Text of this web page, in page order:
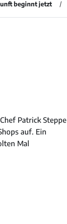
beginnt jetzt
Patrick Steppe
auf. Ein
Mal